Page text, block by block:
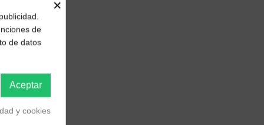
×
de
de datos
Aceptar
y cookies